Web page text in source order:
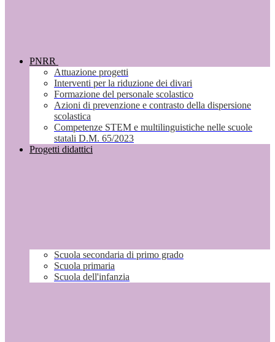
PNRR
Attuazione progetti
Interventi per la riduzione dei divari
Formazione del personale scolastico
Azioni di prevenzione e contrasto della dispersione
scolastica
Competenze STEM e multilinguistiche nelle scuole
statali D.M. 65/2023
Progetti didattici
Scuola secondaria di primo grado
Scuola primaria
Scuola dell'infanzia